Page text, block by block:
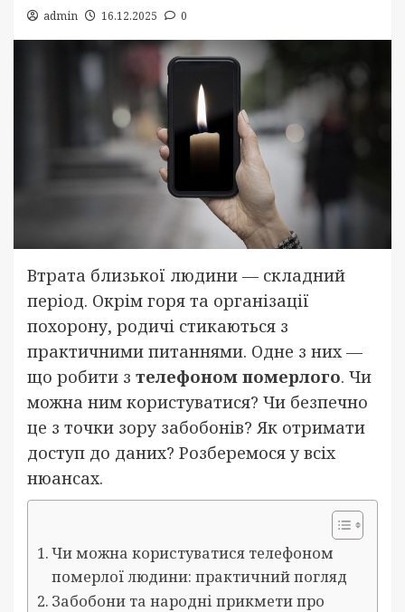
admin 16.12.2025 0
Втрата близької людини — складний
період. Окрім горя та організації
похорону, родичі стикаються з
практичними питаннями. Одне з них —
що робити з телефоном померлого. Чи
можна ним користуватися? Чи безпечно
це з точки зору забобонів? Як отримати
доступ до даних? Розберемося у всіх
нюансах.
Чи можна користуватися телефоном
померлої людини: практичний погляд
Забобони та народні прикмети про